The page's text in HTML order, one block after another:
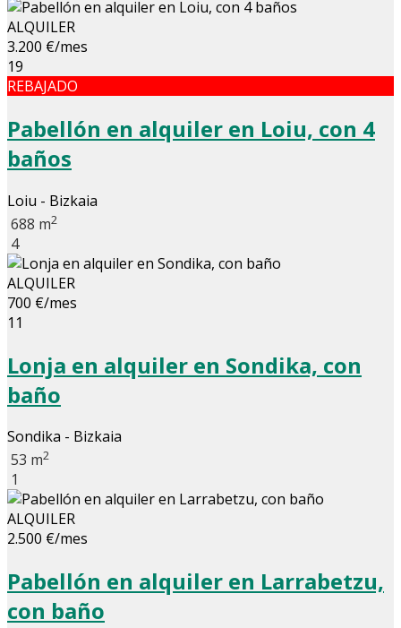
ALQUILER
3.200 €/mes
19
REBAJADO
Pabellón en alquiler en Loiu, con 4
baños
Loiu - Bizkaia
688 m2
4
ALQUILER
700 €/mes
11
Lonja en alquiler en Sondika, con
baño
Sondika - Bizkaia
53 m2
1
ALQUILER
2.500 €/mes
Pabellón en alquiler en Larrabetzu,
con baño